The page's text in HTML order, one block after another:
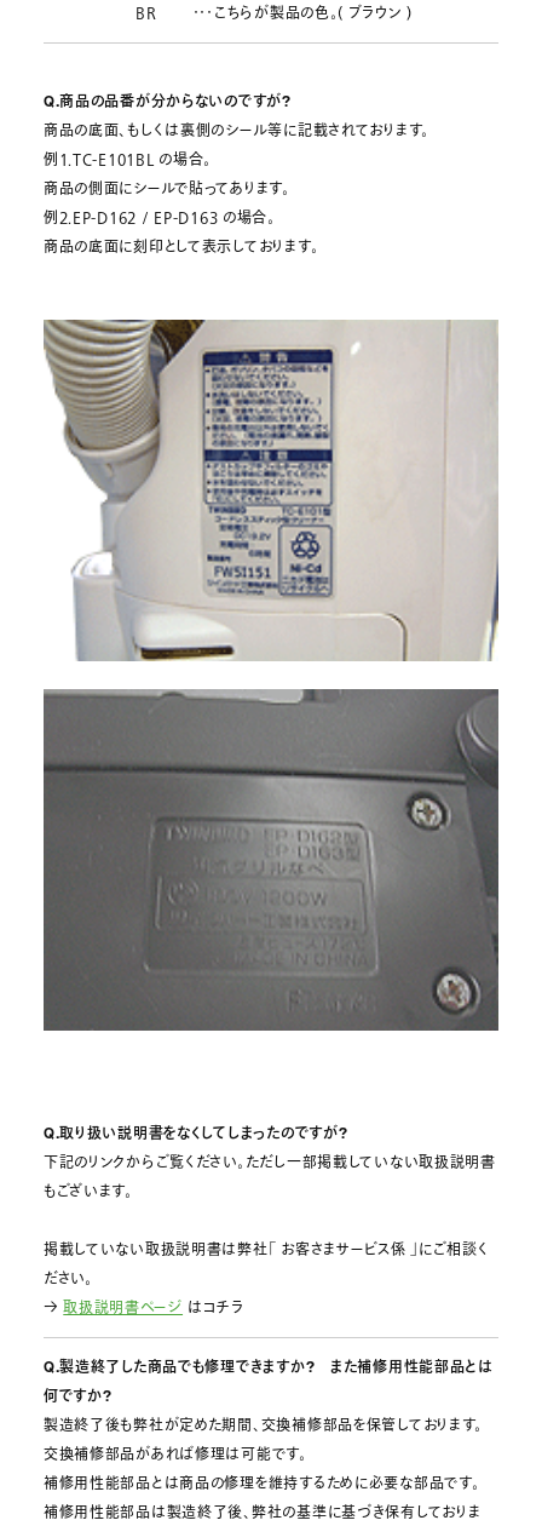
BR ・・・こちらが製品の色。( ブラウン )
Q.商品の品番が分からないのですが?
商品の底面、もしくは裏側のシール等に記載されております。
例1.TC-E101BL の場合。
商品の側面にシールで貼ってあります。
例2.EP-D162 / EP-D163 の場合。
商品の底面に刻印として表示しております。
Q.取り扱い説明書をなくしてしまったのですが?
下記のリンクからご覧ください。ただし一部掲載していない取扱説明書
もございます。
掲載していない取扱説明書は弊社「 お客さまサービス係 」にご相談く
ださい。
→取扱説明書ページ はコチラ
Q.製造終了した商品でも修理できますか? また補修用性能部品とは
何ですか?
製造終了後も弊社が定めた期間、交換補修部品を保管しております。
交換補修部品があれば修理は可能です。
補修用性能部品とは商品の修理を維持するために必要な部品です。
補修用性能部品は製造終了後、弊社の基準に基づき保有しておりま